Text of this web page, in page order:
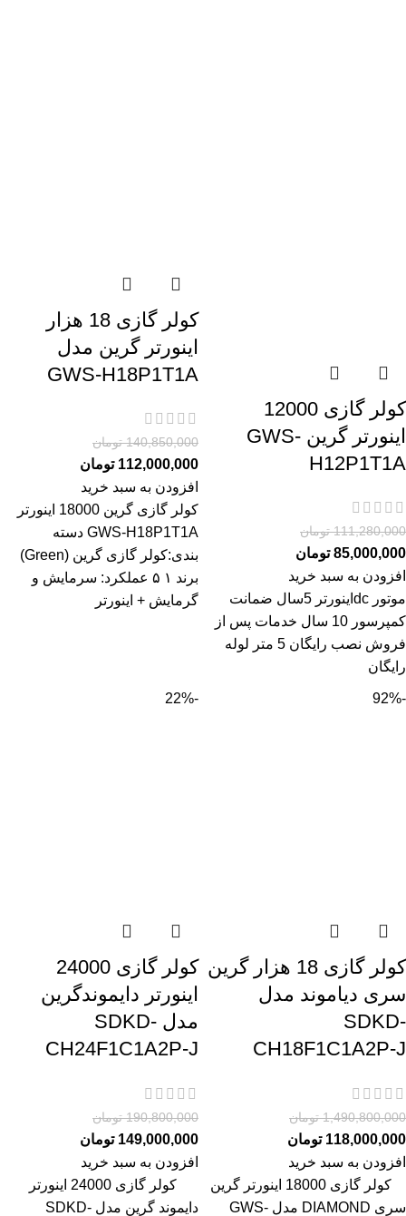
کولر گازی 12000
اینورتر گرین GWS-
H12P1T1A
111,280,000 تومان
85,000,000 تومان
افزودن به سبد خرید
موتور dcاینورتر 5سال ضمانت
کمپرسور 10 سال خدمات پس از
فروش نصب رایگان 5 متر لوله
رایگان
کولر گازی 18 هزار
اینورتر گرین مدل
GWS-H18P1T1A
140,850,000 تومان
112,000,000 تومان
افزودن به سبد خرید
کولر گازی گرین 18000 اینورتر
GWS-H18P1T1A دسته
بندی:کولر گازی گرین (Green)
برند ۱ ۵ عملکرد: سرمايش و
گرمایش + اینورتر
-92%
کولر گازی 18 هزار گرین
سری دیاموند مدل
SDKD-
CH18F1C1A2P-J
1,490,800,000 تومان
118,000,000 تومان
افزودن به سبد خرید
کولر گازی 18000 اینورتر گرین
سری DIAMOND مدل GWS-
-22%
کولر گازی 24000
اینورتر دایموندگرین
مدل SDKD-
CH24F1C1A2P-J
190,800,000 تومان
149,000,000 تومان
افزودن به سبد خرید
کولر گازی 24000 اینورتر
دایموند گرین مدل SDKD-